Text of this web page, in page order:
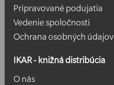
Pripravované podujatia
Vedenie spoločnosti
Ochrana osobných údajov
IKAR - knižná distribúcia
O nás